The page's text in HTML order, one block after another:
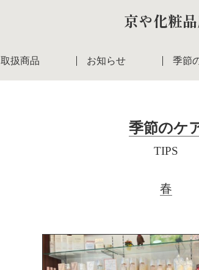
京や化粧
取扱商品 お知らせ 季節
季節のケ
TIPS
春